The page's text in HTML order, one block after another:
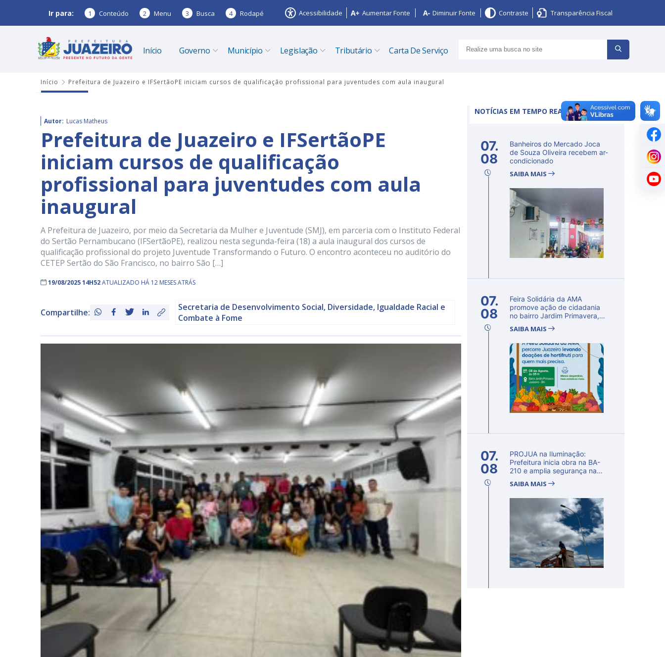
Ir para: 1 Conteúdo 2 Menu 3 Busca 4 Rodapé Acessibilidade Aumentar Fonte Diminuir Fonte Contraste Transparência Fiscal
Início Governo Município Legislação Tributário Carta De Serviço
Início Prefeitura de Juazeiro e IFSertãoPE iniciam cursos de qualificação profissional para juventudes com aula inaugural
Autor: Lucas Matheus
Prefeitura de Juazeiro e IFSertãoPE
iniciam cursos de qualificação
profissional para juventudes com aula
inaugural
A Prefeitura de Juazeiro, por meio da Secretaria da Mulher e Juventude (SMJ), em parceria com o Instituto Federal
do Sertão Pernambucano (IFSertãoPE), realizou nesta segunda-feira (18) a aula inaugural dos cursos de
qualificação profissional do projeto Juventude Transformando o Futuro. O encontro aconteceu no auditório do
CETEP Sertão do São Francisco, no bairro São […]
19/08/2025 14H52ATUALIZADO HÁ 12 MESES ATRÁS
Compartilhe:
Secretaria de Desenvolvimento Social, Diversidade, Igualdade Racial e
Combate à Fome
NOTÍCIAS EM TEMPO REAL
07.
08
Banheiros do Mercado Joca
de Souza Oliveira recebem ar-
condicionado
SAIBA MAIS
07.
08
Feira Solidária da AMA
promove ação de cidadania
no bairro Jardim Primavera,
SAIBA MAIS
07.
08
PROJUA na Iluminação:
Prefeitura inicia obra na BA-
210 e amplia segurança na
SAIBA MAIS